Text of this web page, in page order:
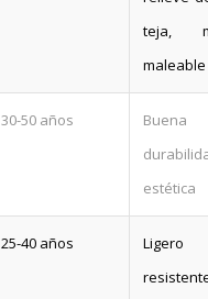
teja,
maleable
30-50 años
Buena
estética
25-40 años